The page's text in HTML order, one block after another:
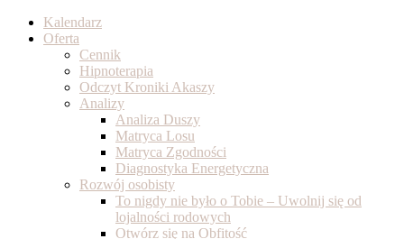
Kalendarz
Oferta
Cennik
Hipnoterapia
Odczyt Kroniki Akaszy
Analizy
Analiza Duszy
Matryca Losu
Matryca Zgodności
Diagnostyka Energetyczna
Rozwój osobisty
To nigdy nie było o Tobie – Uwolnij się od
lojalności rodowych
Otwórz się na Obfitość